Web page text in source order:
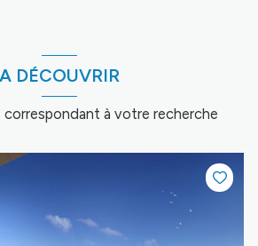
A DÉCOUVRIR
correspondant à votre recherche